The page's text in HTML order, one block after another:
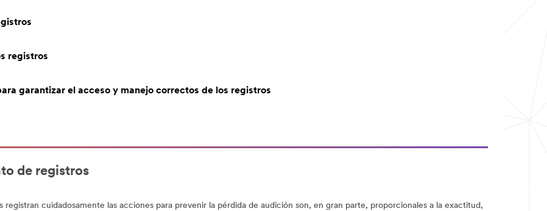
registros
garantizar el acceso y manejo correctos de los registros
de registros
cuidadosamente las acciones para prevenir la pérdida de audición son, en gran parte, proporcionales a la exactitud,